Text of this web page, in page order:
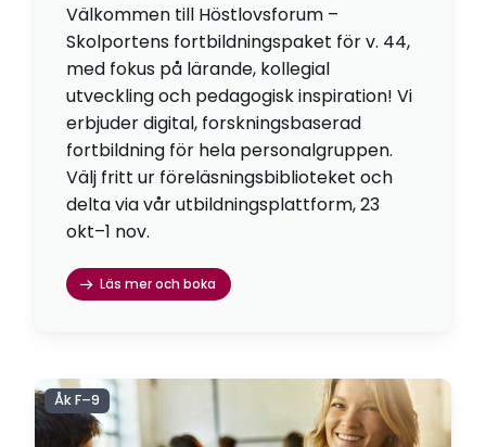
Välkommen till Höstlovsforum –
Skolportens fortbildningspaket för v. 44,
med fokus på lärande, kollegial
utveckling och pedagogisk inspiration! Vi
erbjuder digital, forskningsbaserad
fortbildning för hela personalgruppen.
Välj fritt ur föreläsningsbiblioteket och
delta via vår utbildningsplattform, 23
okt–1 nov.
Läs mer och boka
Åk F–9